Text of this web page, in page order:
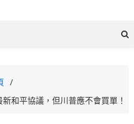
和平協議，但川普應不會買單！